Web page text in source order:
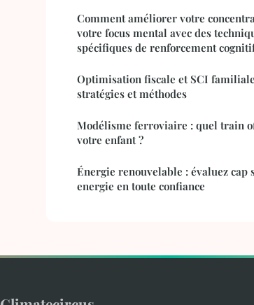
Comment améliorer votre
votre focus mental avec des
spécifiques de renforcement
Optimisation fiscale et SCI
stratégies et méthodes
Modélisme ferroviaire : quel train
votre enfant ?
Énergie renouvelable : évaluez cap
energie en toute confiance